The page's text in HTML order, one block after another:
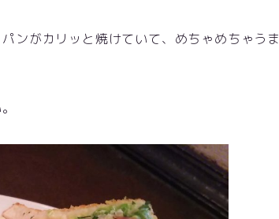
ンがカリッと焼けていて、めちゃめちゃうま